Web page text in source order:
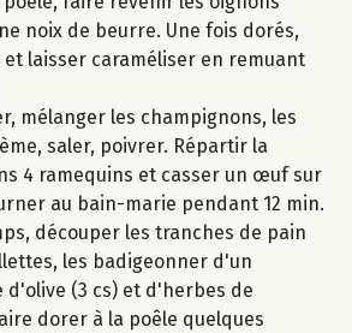
noix de beurre. Une fois dorés,
laisser caraméliser en remuant
mélanger les champignons, les
saler, poivrer. Répartir la
4 ramequins et casser un œuf sur
au bain-marie pendant 12 min.
découper les tranches de pain
les badigeonner d'un
d'olive (3 cs) et d'herbes de
dorer à la poêle quelques